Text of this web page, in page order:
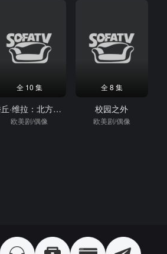
全 10 集
潘丘·维拉：北方的半人马
欧美剧/偶像
全 8 集
校园之外
欧美剧/偶像